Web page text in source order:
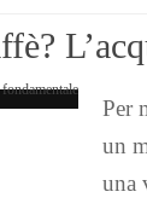
Per
un
una